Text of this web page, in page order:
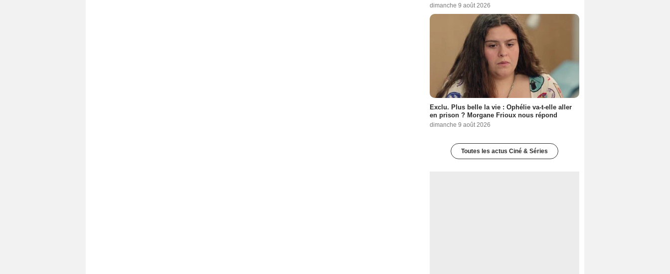
dimanche 9 août 2026
Exclu. Plus belle la vie : Ophélie va-t-elle aller
en prison ? Morgane Frioux nous répond
dimanche 9 août 2026
Toutes les actus Ciné & Séries